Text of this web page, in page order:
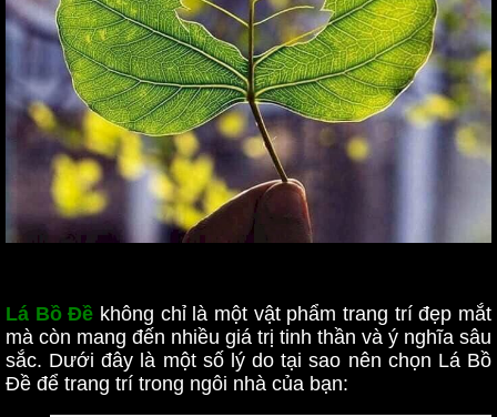
Lá Bồ Đề không chỉ là một vật phẩm trang trí đẹp mắt
mà còn mang đến nhiều giá trị tinh thần và ý nghĩa sâu
sắc. Dưới đây là một số lý do tại sao nên chọn Lá Bồ
Đề để trang trí trong ngôi nhà của bạn: